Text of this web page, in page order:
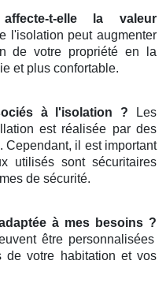
t-elle la valeur
l'isolation peut augmenter
de votre propriété en la
et plus confortable.
à l'isolation ? Les
est réalisée par des
Cependant, il est important
utilisés sont sécuritaires
de sécurité.
à mes besoins ?
être personnalisées
de votre habitation et vos